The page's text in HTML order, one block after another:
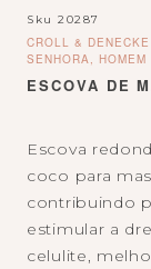
Sku 20287
CROLL & DENECKE
SENHORA, HOMEM
ESCOVA DE
Escova
coco para
contribuindo
estimular a
celulite,